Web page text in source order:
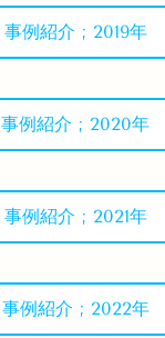
事例紹介 ; 2019年
事例紹介 ; 2020年
事例紹介 ; 2021年
事例紹介 ; 2022年